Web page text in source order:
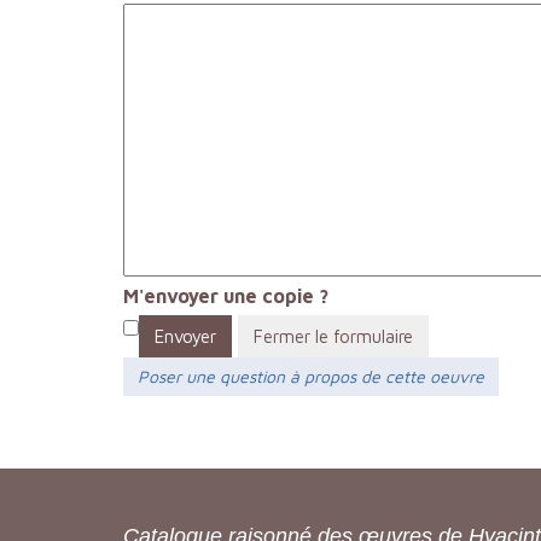
M'envoyer une copie ?
Envoyer
Fermer le formulaire
Poser une question à propos de cette oeuvre
Catalogue raisonné des œuvres de